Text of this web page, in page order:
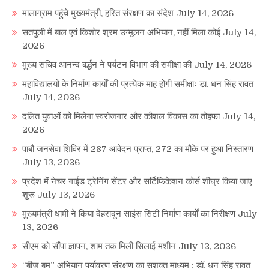
मालाग्राम पहुंचे मुख्यमंत्री, हरित संरक्षण का संदेश July 14, 2026
सतपुली में बाल एवं किशोर श्रम उन्मूलन अभियान, नहीं मिला कोई July 14,
2026
मुख्य सचिव आनन्द बर्द्धन ने पर्यटन विभाग की समीक्षा की July 14, 2026
महाविद्यालयों के निर्माण कार्यों की प्रत्येक माह होगी समीक्षाः डा. धन सिंह रावत
July 14, 2026
दलित युवाओं को मिलेगा स्वरोजगार और कौशल विकास का तोहफा July 14,
2026
पाबौ जनसेवा शिविर में 287 आवेदन प्राप्त, 272 का मौके पर हुआ निस्तारण
July 13, 2026
प्रदेश में नेचर गाईड ट्रेनिंग सेंटर और सर्टिफिकेशन कोर्स शीघ्र किया जाए
शुरू July 13, 2026
मुख्यमंत्री धामी ने किया देहरादून साइंस सिटी निर्माण कार्यों का निरीक्षण July
13, 2026
सीएम को सौंपा ज्ञापन, शाम तक मिली सिलाई मशीन July 12, 2026
“बीज बम” अभियान पर्यावरण संरक्षण का सशक्त माध्यम : डॉ. धन सिंह रावत